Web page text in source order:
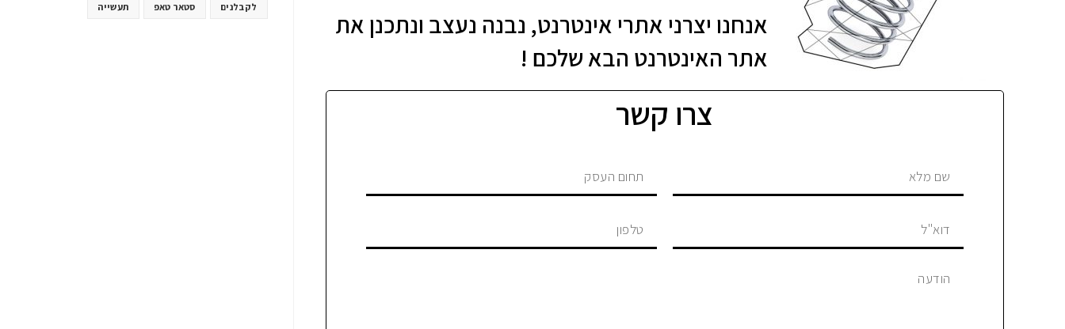
אנחנו יצרני אתרי אינטרנט, נבנה נעצב ונתכנן את
אתר האינטרנט הבא שלכם !
צרו קשר
לקבלנים סטאר טאפ תעשייה